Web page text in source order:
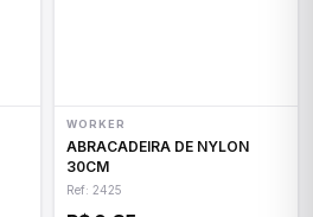
WORKER
ABRACADEIRA DE NYLON
30CM
Ref: 2425